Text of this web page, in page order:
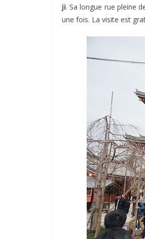
ji. Sa longue rue pleine
une fois. La visite est